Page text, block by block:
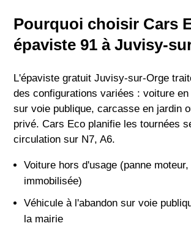
Pourquoi choisir Cars
épaviste 91 à Juvisy-
L'épaviste gratuit Juvisy-sur-Orge
des configurations variées : voiture en
sur voie publique, carcasse en jardin
privé. Cars Eco planifie les tournées
circulation sur N7, A6.
Voiture hors d'usage (panne
immobilisée)
Véhicule à l'abandon sur voie
la mairie